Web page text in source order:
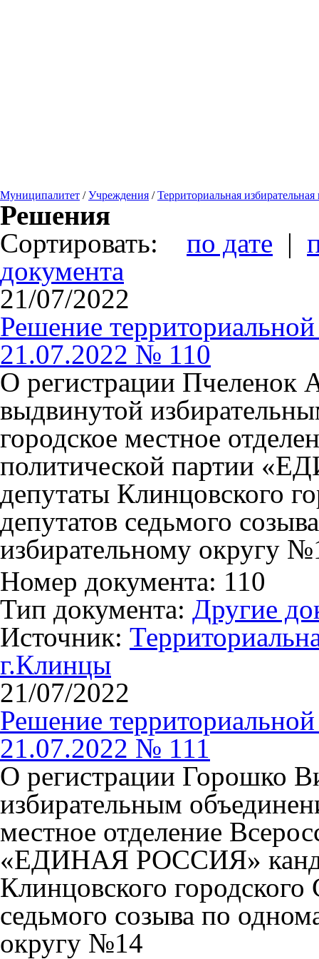
Муниципалитет /Учреждения /Территориальная
Решения
Сортировать: по дате |
документа
21/07/2022
Решение
21.07.2022 № 110
О регистрации Пчеленок
выдвинутой
городское местное
политической партии
депутаты Клинцовского
депутатов седьмого
избирательному округу
Номер документа: 110
Тип документа: Другие
Источник:
г.Клинцы
21/07/2022
Решение
21.07.2022 № 111
О регистрации Горошко
избирательным
местное отделение
«ЕДИНАЯ РОССИЯ»
Клинцовского
седьмого созыва по
округу №14